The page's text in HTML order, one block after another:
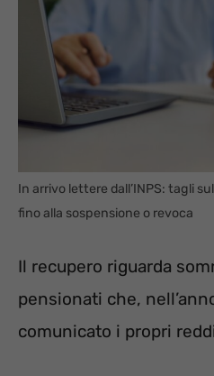
In arrivo lettere dall’INPS: tagli
fino alla sospensione o revoca
Il recupero riguarda
pensionati che,
comunicato i propri